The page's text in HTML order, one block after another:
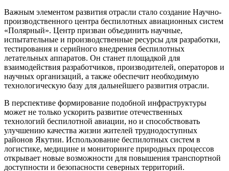
Важным элементом развития отрасли стало создание Научно-
производственного центра беспилотных авиационных систем
«Полярный». Центр призван объединить научные,
испытательные и производственные ресурсы для разработки,
тестирования и серийного внедрения беспилотных
летательных аппаратов. Он станет площадкой для
взаимодействия разработчиков, производителей, операторов и
научных организаций, а также обеспечит необходимую
технологическую базу для дальнейшего развития отрасли.
В перспективе формирование подобной инфраструктуры
может не только ускорить развитие отечественных
технологий беспилотной авиации, но и способствовать
улучшению качества жизни жителей труднодоступных
районов Якутии. Использование беспилотных систем в
логистике, медицине и мониторинге природных процессов
открывает новые возможности для повышения транспортной
доступности и безопасности северных территорий.